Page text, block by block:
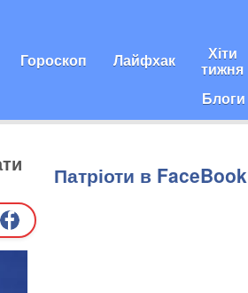
Гороскоп Лайфхак Хіти
тижня
Блоги
Патріоти в FaceBook